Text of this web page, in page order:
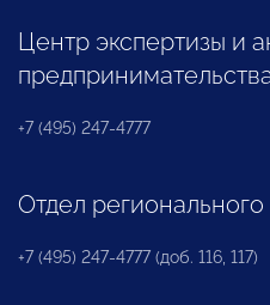
Центр экспертизы и
+7 (495) 247-4777
Отдел регионального
+7 (495) 247-4777 (доб. 116, 117)